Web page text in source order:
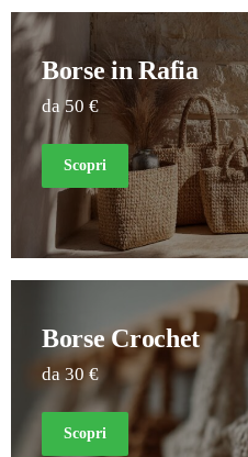
Borse in Rafia
da 50 €
Scopri
Borse Crochet
da 30 €
Scopri